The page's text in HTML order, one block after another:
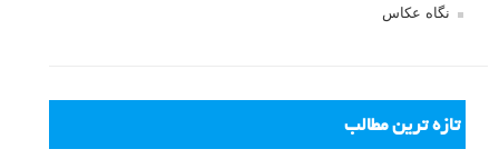
نگاه عکاس
تازه ترین مطالب